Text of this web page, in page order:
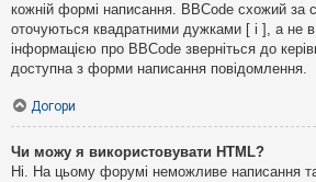
кожній формі написання. BBCode схожий за
оточуються квадратними дужками [ і ], а не
інформацією про BBCode зверніться до
доступна з форми написання повідомлення.
Догори
Чи можу я використовувати HTML?
Ні. На цьому форумі неможливе написання